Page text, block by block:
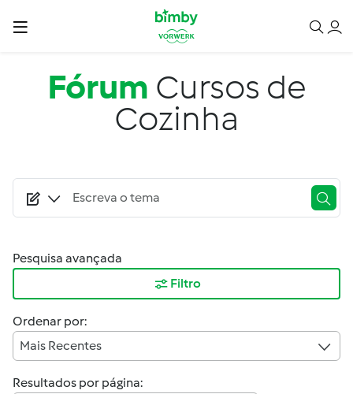
Passar para o conteúdo principal
Fórum Cursos de
Cozinha
Pesquisa avançada
Filtro
Ordenar por:
Mais Recentes
Resultados por página: